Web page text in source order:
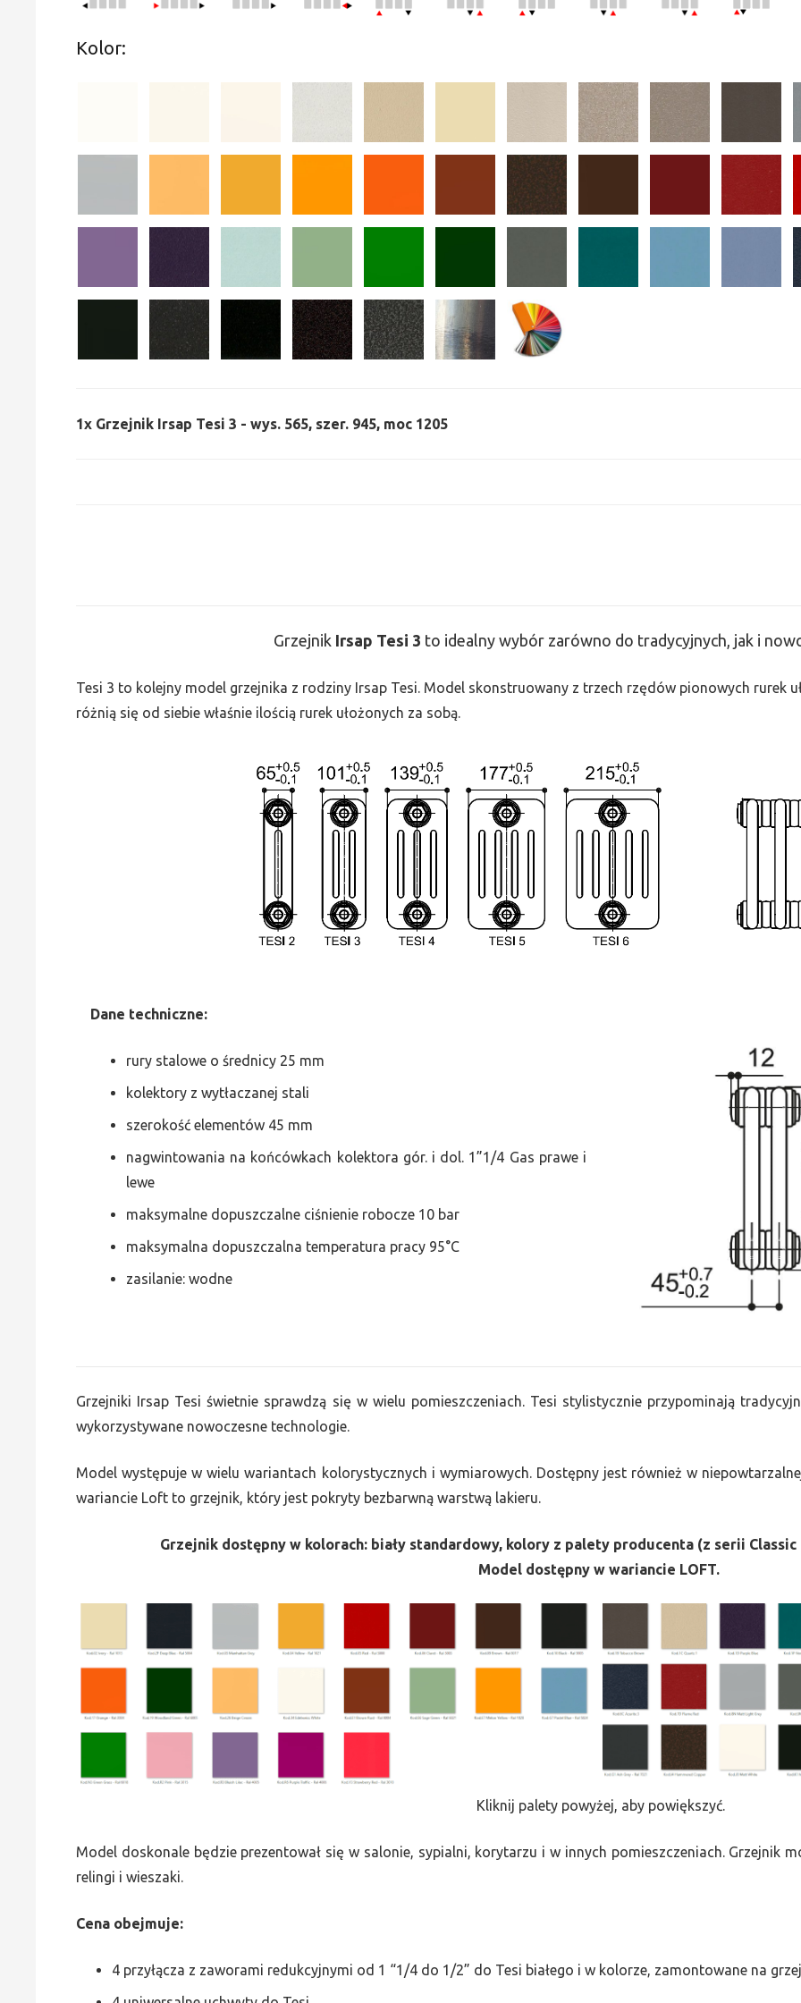
Kolor:
1x Grzejnik Irsap Tesi 3 - wys. 565, szer. 945, moc 1205
Grzejnik Irsap Tesi 3 to idealny wybór zarówno do tradycyjnych, jak i
Tesi 3 to kolejny model grzejnika z rodziny Irsap Tesi. Model skonstruowany z trzech rzędów pionowych rurek
różnią się od siebie właśnie ilością rurek ułożonych za sobą.
Dane techniczne:
rury stalowe o średnicy 25 mm
kolektory z wytłaczanej stali
szerokość elementów 45 mm
nagwintowania na końcówkach kolektora gór. i dol. 1”1/4 Gas prawe i
lewe
maksymalne dopuszczalne ciśnienie robocze 10 bar
maksymalna dopuszczalna temperatura pracy 95°C
zasilanie: wodne
Grzejniki Irsap Tesi świetnie sprawdzą się w wielu pomieszczeniach. Tesi stylistycznie przypominają
wykorzystywane nowoczesne technologie.
Model występuje w wielu wariantach kolorystycznych i wymiarowych. Dostępny jest również w
wariancie Loft to grzejnik, który jest pokryty bezbarwną warstwą lakieru.
Grzejnik dostępny w kolorach: biały standardowy, kolory z palety producenta (z serii
Model dostępny w wariancie LOFT.
Kliknij palety powyżej, aby powiększyć.
Model doskonale będzie prezentował się w salonie, sypialni, korytarzu i w innych pomieszczeniach. Grzejnik
relingi i wieszaki.
Cena obejmuje:
4 przyłącza z zaworami redukcyjnymi od 1 “1/4 do 1/2” do Tesi białego i w kolorze, zamontowane na